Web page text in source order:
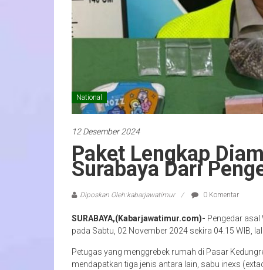
National
12 Desember 2024
Paket Lengkap
Surabaya Dari
Diposkan Oleh:kabarjawatimur 0 Komentar
SURABAYA,(Kabarjawatimur.com)- Pengedar
pada Sabtu, 02 November 2024 sekira 04.15 WIB,
Petugas yang menggrebek rumah di Pasar
mendapatkan tiga jenis antara lain, sabu inexs